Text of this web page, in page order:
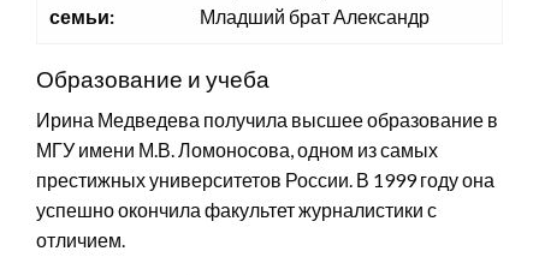
семьи:
Младший брат Александр
Образование и учеба
Ирина Медведева получила высшее образование в
МГУ имени М.В. Ломоносова, одном из самых
престижных университетов России. В 1999 году она
успешно окончила факультет журналистики с
отличием.